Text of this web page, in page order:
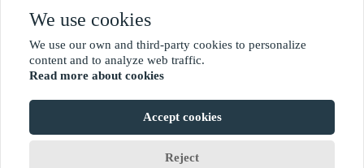
Hak Cipta oleh © Shan Dong Jie Han Metal Material Co.,Ltd
We use cookies
We use our own and third-party cookies to personalize
content and to analyze web traffic.
Read more about cookies
Accept cookies
Reject